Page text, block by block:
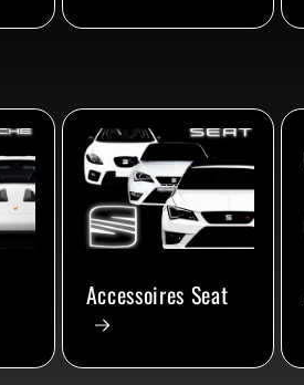
Accessoires Seat